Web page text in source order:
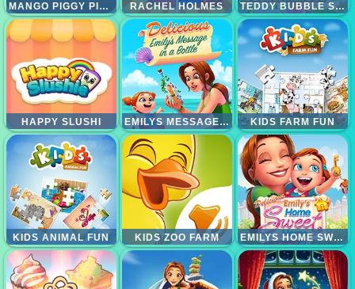
MANGO PIGGY PIGGY HERO RACHEL HOLMES TEDDY BUBBLE SHOOTER
HAPPY SLUSHI EMILYS MESSAGE IN A BOTTLE KIDS FARM FUN
KIDS ANIMAL FUN KIDS ZOO FARM EMILYS HOME SWEET HOME